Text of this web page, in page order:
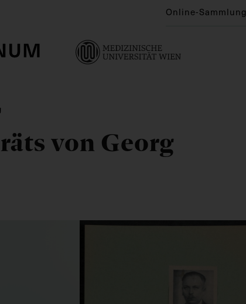
Online-Sammlung
von Georg